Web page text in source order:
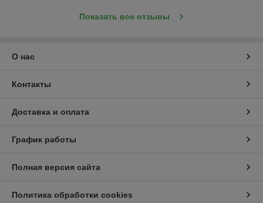
Показать все отзывы
О нас
Контакты
Доставка и оплата
График работы
Полная версия сайта
Политика обработки cookies